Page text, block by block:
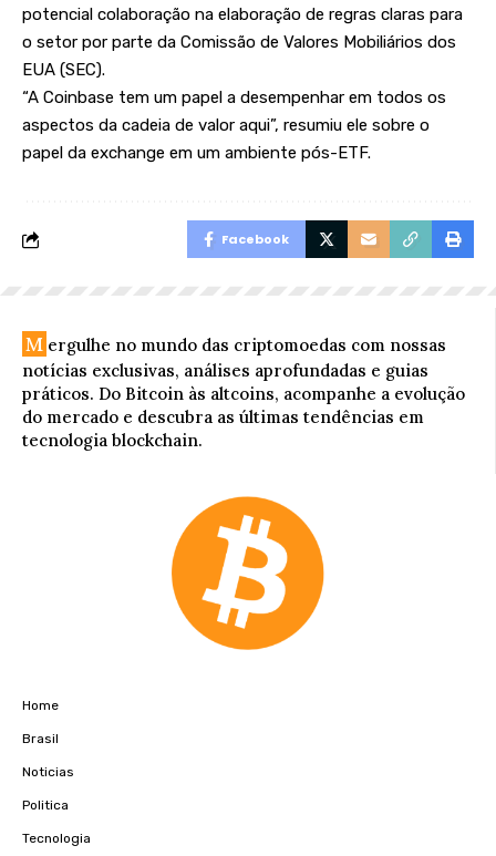
potencial colaboração na elaboração de regras claras para
o setor por parte da Comissão de Valores Mobiliários dos
EUA (SEC).
“A Coinbase tem um papel a desempenhar em todos os
aspectos da cadeia de valor aqui”, resumiu ele sobre o
papel da exchange em um ambiente pós-ETF.
Facebook
M ergulhe no mundo das criptomoedas com nossas
notícias exclusivas, análises aprofundadas e guias
práticos. Do Bitcoin às altcoins, acompanhe a evolução
do mercado e descubra as últimas tendências em
tecnologia blockchain.
Home
Brasil
Noticias
Politica
Tecnologia